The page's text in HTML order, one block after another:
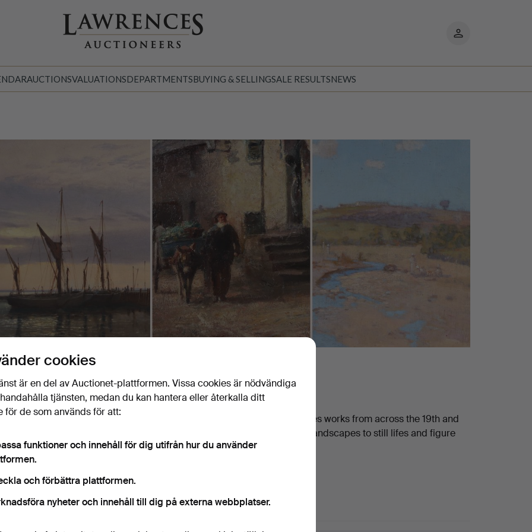
Mina
AUCTIONSVALUATIONSDEPARTMENTSBUYING & SELLINGSALE RESULTSNEWS
Art
okt 2025· Lawrences Auctioneers
Auctioneers present an Affordable Art auction. The sale includes works from across the 19th and
century British and Continental schools, with everything from St Ives landscapes to still lifes and figure
Welcome!
Pågående auktioner
0 föremål
Slutpriser
Vårt arkiv med över 4 470 000 föremål
cookies
är en del av Auctionet-plattformen. Vissa cookies är nödvändiga
tjänsten, medan du kan hantera eller återkalla ditt
för de som används för att:
funktioner och innehåll för dig utifrån hur du använder
och förbättra plattformen.
nyheter och innehåll till dig på externa webbplatser.